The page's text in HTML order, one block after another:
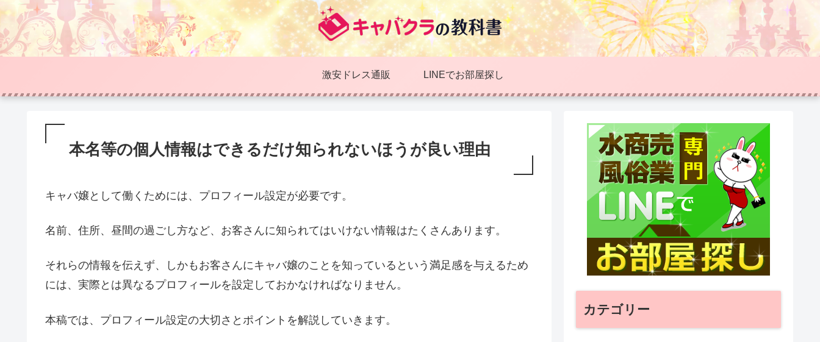
激安ドレス通販 LINEでお部屋探し
本名等の個人情報はできるだけ知られないほうが良い理由
キャバ嬢として働くためには、プロフィール設定が必要です。
名前、住所、昼間の過ごし方など、お客さんに知られてはいけない情報はたくさんあります。
それらの情報を伝えず、しかもお客さんにキャバ嬢のことを知っているという満足感を与えるため
には、実際とは異なるプロフィールを設定しておかなければなりません。
本稿では、プロフィール設定の大切さとポイントを解説していきます。
カテゴリー